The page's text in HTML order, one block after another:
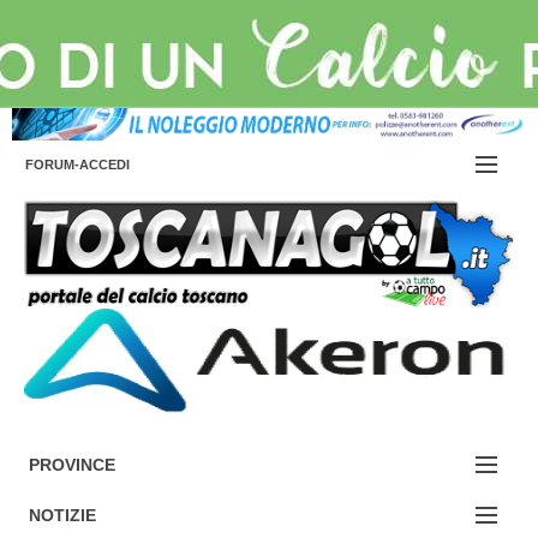
FORUM-ACCEDI
Accedi / Registrati
PROVINCE
EDIZIONE:
NOTIZIE